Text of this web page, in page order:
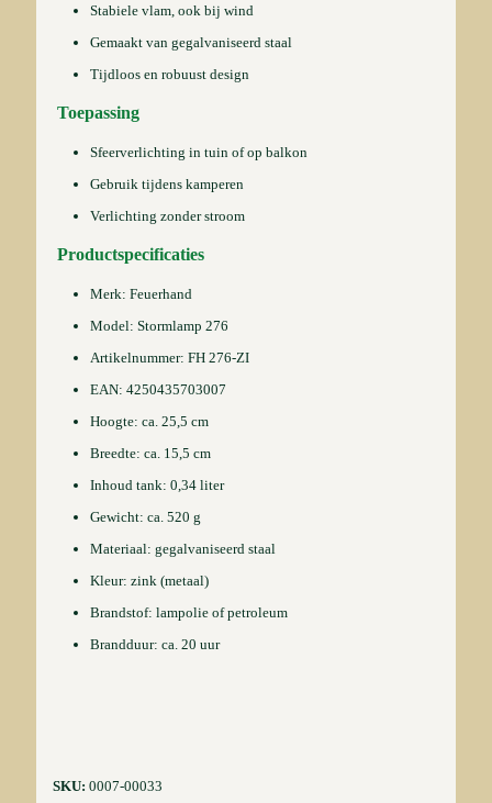
Stabiele vlam, ook bij wind
Gemaakt van gegalvaniseerd staal
Tijdloos en robuust design
Toepassing
Sfeerverlichting in tuin of op balkon
Gebruik tijdens kamperen
Verlichting zonder stroom
Productspecificaties
Merk: Feuerhand
Model: Stormlamp 276
Artikelnummer: FH 276-ZI
EAN: 4250435703007
Hoogte: ca. 25,5 cm
Breedte: ca. 15,5 cm
Inhoud tank: 0,34 liter
Gewicht: ca. 520 g
Materiaal: gegalvaniseerd staal
Kleur: zink (metaal)
Brandstof: lampolie of petroleum
Brandduur: ca. 20 uur
SKU: 0007-00033